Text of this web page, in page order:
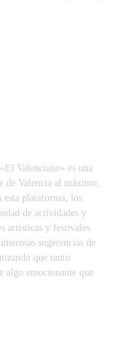
Valenciano» es una
de Valencia al máximo,
esta plataforma, los
de actividades y
artísticas y festivales
sugerencias de
que tanto
algo emocionante que